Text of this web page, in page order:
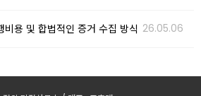
비용 및 합법적인 증거 수집 방식 26.05.06